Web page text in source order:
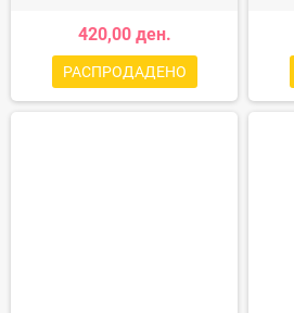
420,00 ден.
РАСПРОДАДЕНО